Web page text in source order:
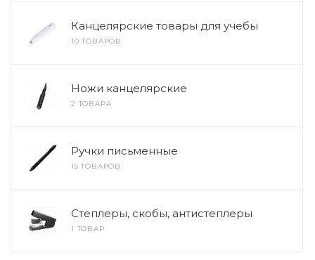
Канцелярские товары для учебы
10 ТОВАРОВ
Ножи канцелярские
2 ТОВАРА
Ручки письменные
15 ТОВАРОВ
Степлеры, скобы, антистеплеры
1 ТОВАР